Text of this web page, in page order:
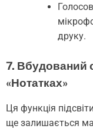
друку.
7. Вбудований
«Нотатках»
Ця функція
ще залишається